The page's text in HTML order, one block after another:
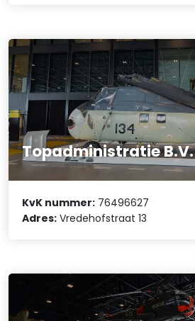
Topadministratie B.V.
KvK nummer: 76496627
Adres: Vredehofstraat 13